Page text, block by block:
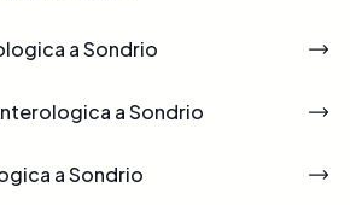
a Sondrio
a Sondrio
a Sondrio